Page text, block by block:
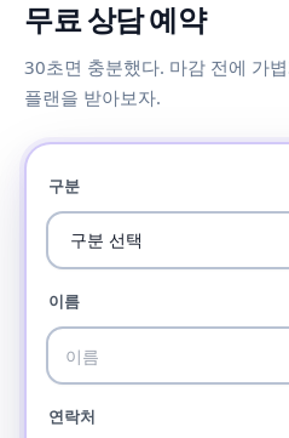
무료 상담 예약
30초면 충분했다. 마감 전에 가
플랜을 받아보자.
구분
이름
연락처